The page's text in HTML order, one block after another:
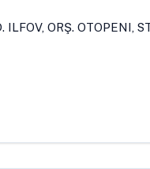
ILFOV, ORŞ. OTOPENI,